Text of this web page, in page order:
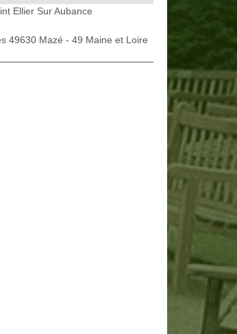
Ellier Sur Aubance
49630 Mazé - 49 Maine et Loire